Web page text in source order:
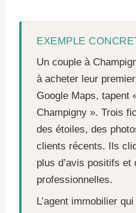
EXEMPLE
Un couple à
à acheter leur
Google Maps, tapent
Champigny ». Trois
des étoiles, des
clients récents. Ils
plus d’avis positifs et
professionnelles.
L’agent immobilier